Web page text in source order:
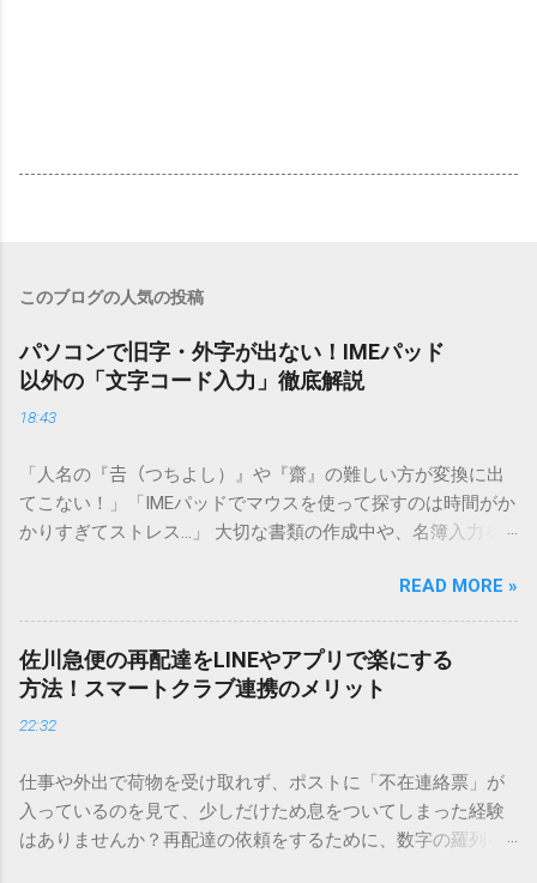
このブログの人気の投稿
パソコンで旧字・外字が出ない！IMEパッド
以外の「文字コード入力」徹底解説
18:43
「人名の『𠮷（つちよし）』や『齋』の難しい方が変換に出
てこない！」「IMEパッドでマウスを使って探すのは時間がか
かりすぎてストレス…」 大切な書類の作成中や、名簿入力を
てしまいますよね。多くの人が「IMEパッド（手書き入力）」
を使いますが、実はマウスで一画ずつ書くのは非効率です
し、似た漢字が多すぎて結局見つからないことも少なくあり
ません。 そこで今回は、IMEパッドを使わずに、特定のコー
ドを打ち込むだけで一瞬で旧字や外字、特殊記号を呼び出す
「文字コード入力」のテクニックを詳しく解説します。 この
必要はありません。 1. なぜ「変換」しても旧字・外字が出て
こないのか？ そもそも、なぜ普通の変換で出てこない漢字が
あるのでしょうか。その理由は、パソコンが文字を認識する
READ MORE »
佐川急便の再配達をLINEやアプリで楽にする
方法！スマートクラブ連携のメリット
22:32
仕事や外出で荷物を受け取れず、ポストに「不在連絡票」が
入っているのを見て、少しだけため息をついてしまった経験
はありませんか？再配達の依頼をするために、数字の羅列を